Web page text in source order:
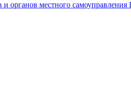
органов местного